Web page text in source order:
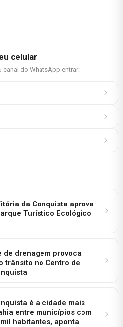
celular
canal do WhatsApp entrar:
da Conquista aprova
Turístico Ecológico
de drenagem provoca
trânsito no Centro de
é a cidade mais
entre municípios com
habitantes, aponta